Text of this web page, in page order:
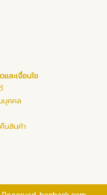
ละเงื่อนไข
บุคคล
นสินค้า